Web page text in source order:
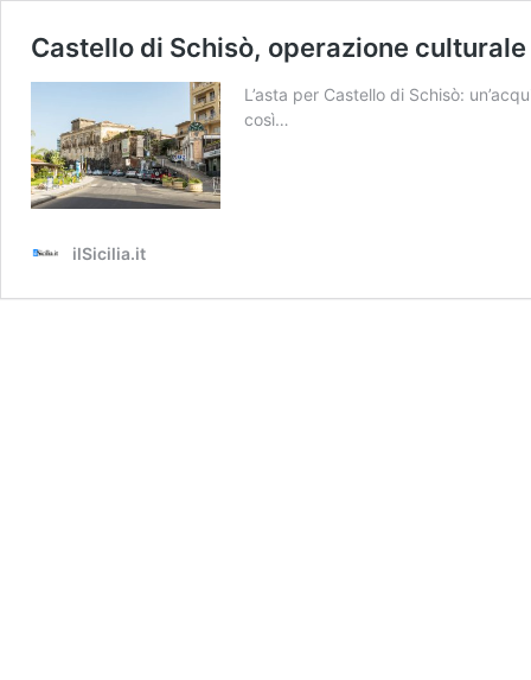
Castello di Schisò, operazione
L’asta per Castello di Schisò:
così…
ilSicilia.it